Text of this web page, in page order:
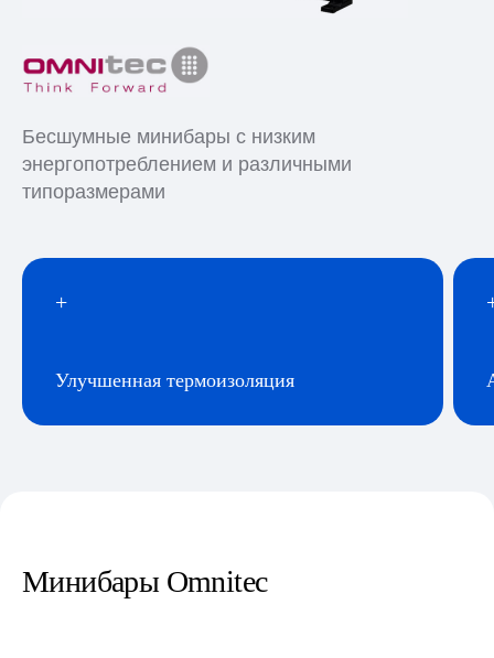
Бесшумные минибары с низким
энергопотреблением и различными
типоразмерами
+
Улучшенная термоизоляция
Минибары Omnitec